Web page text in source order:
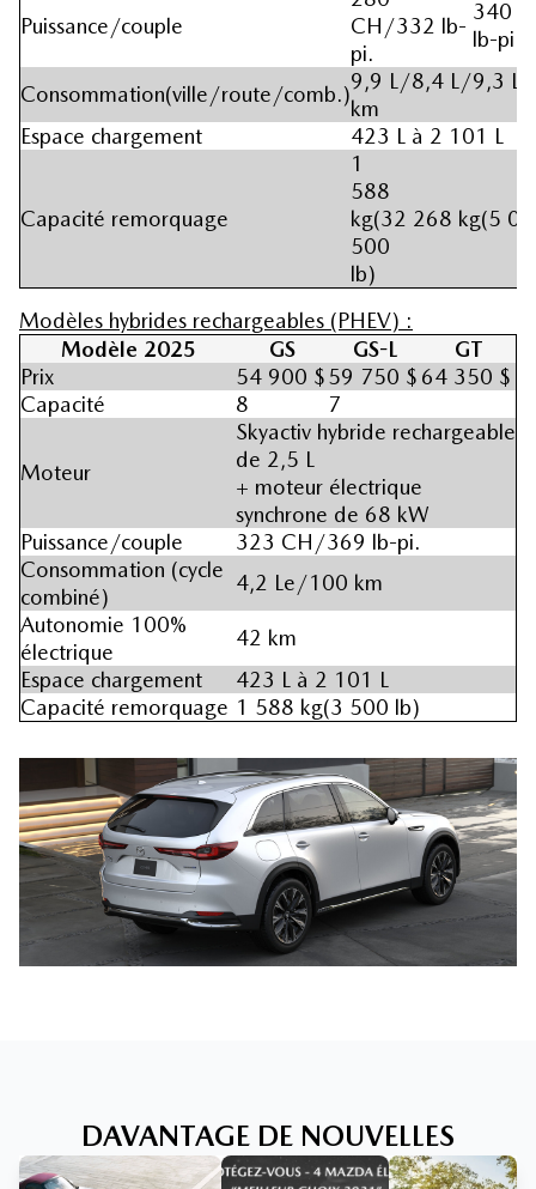
Puissance/couple
CH/332 lb-
pi.
340
lb-pi.
Consommation(ville/route/comb.)
9,9 L/8,4 L/9,3
km
Espace chargement
423 L à 2 101 L
Capacité remorquage
1
588
kg(3
500
lb)
2 268 kg(5
Modèles hybrides rechargeables (PHEV) :
Modèle 2025
GS GS-L
GT
Prix
54 900 $59 750 $ 64 350 $
Capacité
8 7
Moteur
Skyactiv hybride rechargeable
de 2,5 L
+ moteur électrique
synchrone de 68 kW
Puissance/couple
323 CH/369 lb-pi.
Consommation (cycle
combiné)
4,2 Le/100 km
Autonomie 100%
électrique
42 km
Espace chargement
423 L à 2 101 L
Capacité remorquage 1 588 kg(3 500 lb)
DAVANTAGE DE NOUVELLES